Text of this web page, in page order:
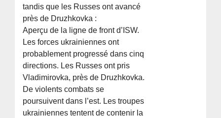
tandis que les Russes ont avancé
près de Druzhkovka :
Aperçu de la ligne de front d’ISW.
Les forces ukrainiennes ont
probablement progressé dans cinq
directions. Les Russes ont pris
Vladimirovka, près de Druzhkovka.
De violents combats se
poursuivent dans l’est. Les troupes
ukrainiennes tentent de contenir la